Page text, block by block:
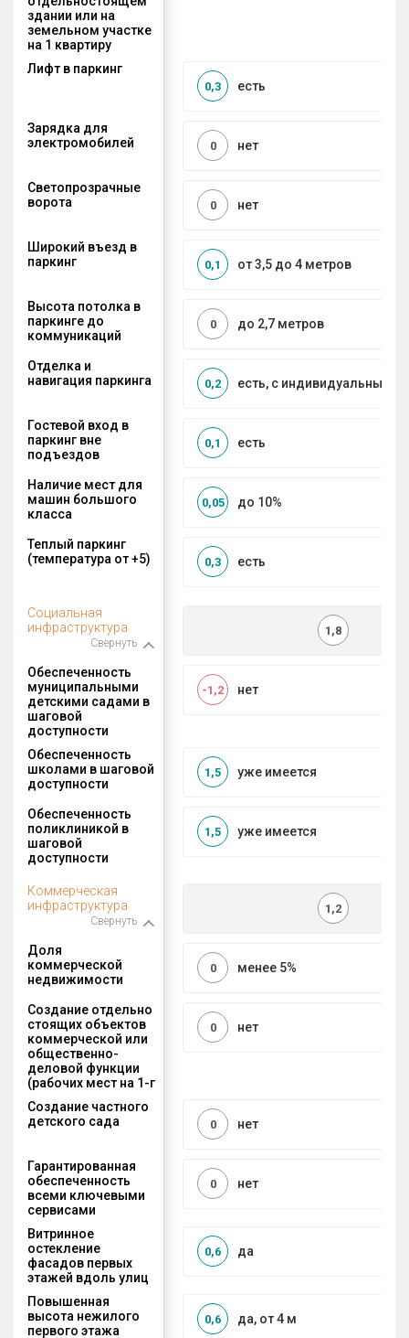
здании или на
земельном участке
на 1 квартиру
Лифт в паркинг
есть
0,3
Зарядка для
электромобилей
нет
0
Светопрозрачные
ворота
нет
0
Широкий въезд в
паркинг
от 3,5 до 4 метров
0,1
Высота потолка в
паркинге до
коммуникаций
до 2,7 метров
0
Отделка и
навигация паркинга
есть, с индивидуальным
0,2
Гостевой вход в
паркинг вне
подъездов
есть
0,1
Наличие мест для
машин большого
класса
до 10%
0,05
Теплый паркинг
(температура от +5)
есть
0,3
Социальная
инфраструктура
Свернуть
1,8
Обеспеченность
муниципальными
детскими садами в
шаговой
доступности
нет
-1,2
Обеспеченность
школами в шаговой
доступности
уже имеется
1,5
Обеспеченность
поликлиникой в
шаговой
доступности
уже имеется
1,5
Коммерческая
инфраструктура
Свернуть
1,2
Доля
коммерческой
недвижимости
менее 5%
0
Создание отдельно
стоящих объектов
коммерческой или
общественно-
деловой функции
(рабочих мест на 1-г
нет
0
Создание частного
детского сада
нет
0
Гарантированная
обеспеченность
всеми ключевыми
сервисами
нет
0
Витринное
остекление
фасадов первых
этажей вдоль улиц
да
0,6
Повышенная
высота нежилого
первого этажа
да, от 4 м
0,6